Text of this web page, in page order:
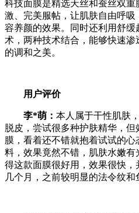
科技面膜是精选天丝和蚕丝双
激、完美服帖，让肌肤自由呼
容养颜的效果。同时还利用舒
术，两种技术结合，能够快速
的调和之美。
用户评价
李*萌： 本人属于干性肌肤
脱皮，尝试很多种护肤精华，
膜，看着还不错就抱着试试的
料，效果竟然不错，肌肤水嫩有
得这款面膜很好用，效果很快
几个月，之前较明显的法令纹和